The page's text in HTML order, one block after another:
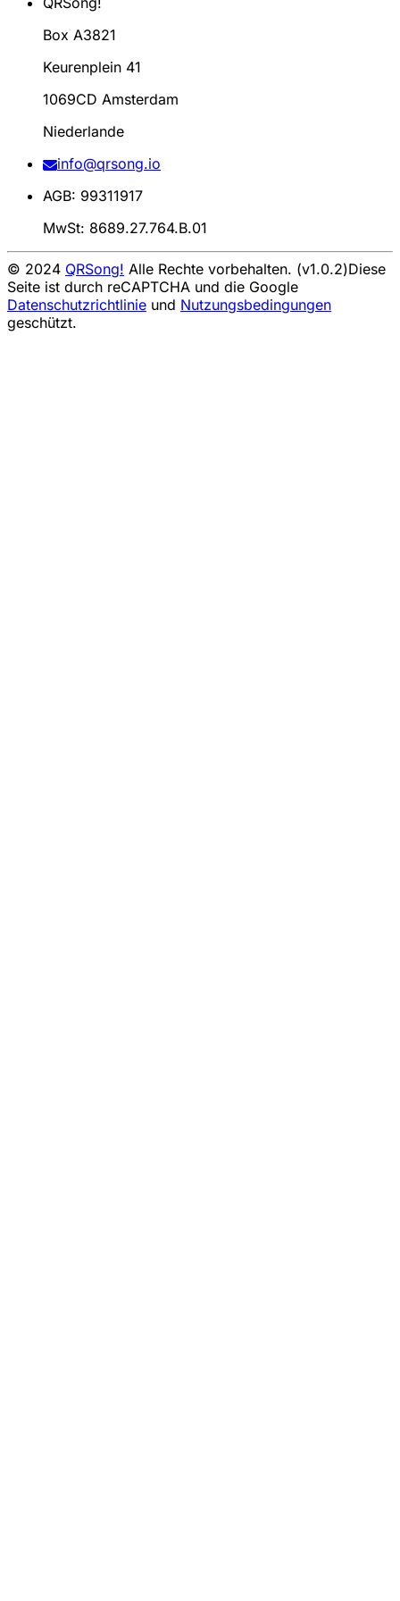
Box A3821
Keurenplein 41
1069CD Amsterdam
Niederlande
info@qrsong.io
AGB: 99311917
MwSt: 8689.27.764.B.01
© 2024 QRSong! Alle Rechte vorbehalten. (v1.0.2)Diese
Seite ist durch reCAPTCHA und die Google
Datenschutzrichtlinie und Nutzungsbedingungen
geschützt.